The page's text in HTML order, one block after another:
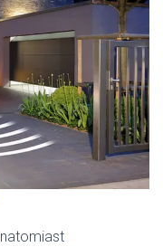
natomiast